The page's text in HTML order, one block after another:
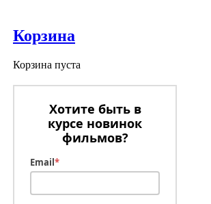
Корзина
Корзина пуста
Хотите быть в
курсе новинок
фильмов?
Email*